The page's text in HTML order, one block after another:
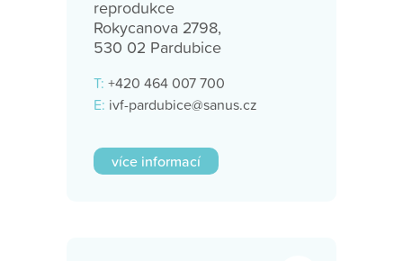
reprodukce
Rokycanova 2798,
530 02 Pardubice
T: +420 464 007 700
E: ivf-pardubice@sanus.cz
více informací